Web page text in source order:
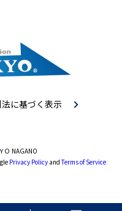
に基づく表示
Ｏ NAGANO
Privacy PolicyandTerms of Service